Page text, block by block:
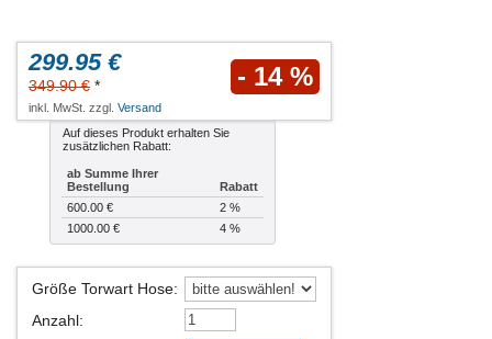
299.95 €
349.90 € * - 14 %
inkl. MwSt. zzgl. Versand
Auf dieses Produkt erhalten Sie
zusätzlichen Rabatt:
ab Summe Ihrer
Bestellung
Rabatt
600.00 €
2 %
1000.00 €
4 %
Größe Torwart Hose:
Anzahl: